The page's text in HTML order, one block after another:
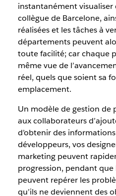
instantanément visualiser
collègue de Barcelone,
réalisées et les tâches à
départements peuvent
toute facilité; car chaque
même vue de
réel, quels que soient sa
emplacement.
Un modèle de gestion
aux collaborateurs
d’obtenir des
développeurs, vos
marketing peuvent
progression, pendant que
peuvent repérer les
qu’ils ne deviennent des